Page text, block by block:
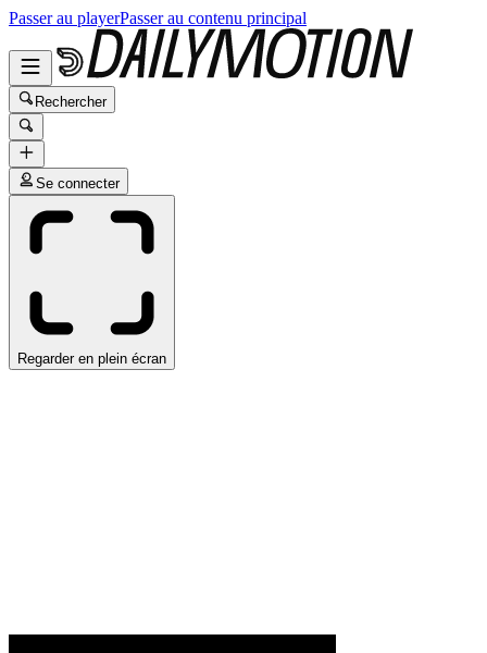
Passer au playerPasser au contenu principal
Rechercher
Se connecter
Regarder en plein écran